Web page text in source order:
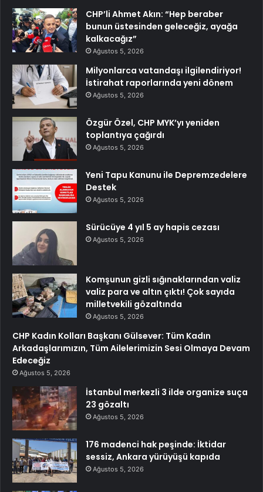
CHP’li Ahmet Akın: “Hep beraber
bunun üstesinden geleceğiz, ayağa
kalkacağız”
Ağustos 5, 2026
Milyonlarca vatandaşı ilgilendiriyor!
İstirahat raporlarında yeni dönem
Ağustos 5, 2026
Özgür Özel, CHP MYK’yı yeniden
toplantıya çağırdı
Ağustos 5, 2026
Yeni Tapu Kanunu ile Depremzedelere
Destek
Ağustos 5, 2026
Sürücüye 4 yıl 5 ay hapis cezası
Ağustos 5, 2026
Komşunun gizli sığınaklarından valiz
valiz para ve altın çıktı! Çok sayıda
milletvekili gözaltında
Ağustos 5, 2026
CHP Kadın Kolları Başkanı Gülsever: Tüm Kadın
Arkadaşlarımızın, Tüm Ailelerimizin Sesi Olmaya Devam
Edeceğiz
Ağustos 5, 2026
İstanbul merkezli 3 ilde organize suça
23 gözaltı
Ağustos 5, 2026
176 madenci hak peşinde: İktidar
sessiz, Ankara yürüyüşü kapıda
Ağustos 5, 2026